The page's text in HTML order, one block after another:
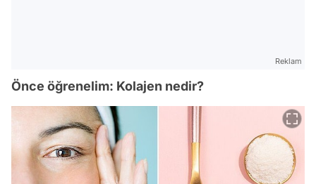
Reklam
Önce öğrenelim: Kolajen nedir?